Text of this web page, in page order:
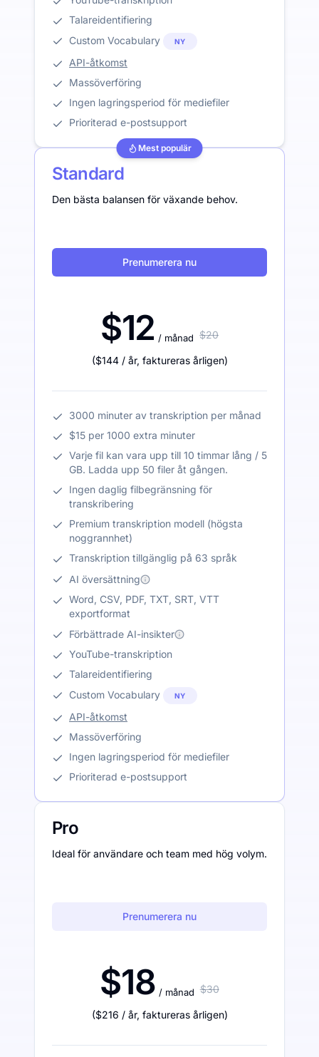
Talareidentifiering
Custom Vocabulary
NY
API-åtkomst
Massöverföring
Ingen lagringsperiod för mediefiler
Prioriterad e-postsupport
Mest populär
Standard
Den bästa balansen för växande behov.
Prenumerera nu
$12 / månad $20
($144 / år, faktureras årligen)
3000 minuter av transkription per månad
$15 per 1000 extra minuter
Varje fil kan vara upp till 10 timmar lång / 5
GB. Ladda upp 50 filer åt gången.
Ingen daglig filbegränsning för
transkribering
Premium transkription modell (högsta
noggrannhet)
Transkription tillgänglig på 63 språk
AI översättning
Word, CSV, PDF, TXT, SRT, VTT
exportformat
Förbättrade AI-insikter
YouTube-transkription
Talareidentifiering
Custom Vocabulary
NY
API-åtkomst
Massöverföring
Ingen lagringsperiod för mediefiler
Prioriterad e-postsupport
Pro
Ideal för användare och team med hög volym.
Prenumerera nu
$18 / månad $30
($216 / år, faktureras årligen)